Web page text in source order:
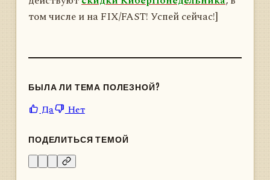
том числе и на FIX/FAST! Успей сейчас!]
БЫЛА ЛИ ТЕМА ПОЛЕЗНОЙ?
Да Нет
ПОДЕЛИТЬСЯ ТЕМОЙ